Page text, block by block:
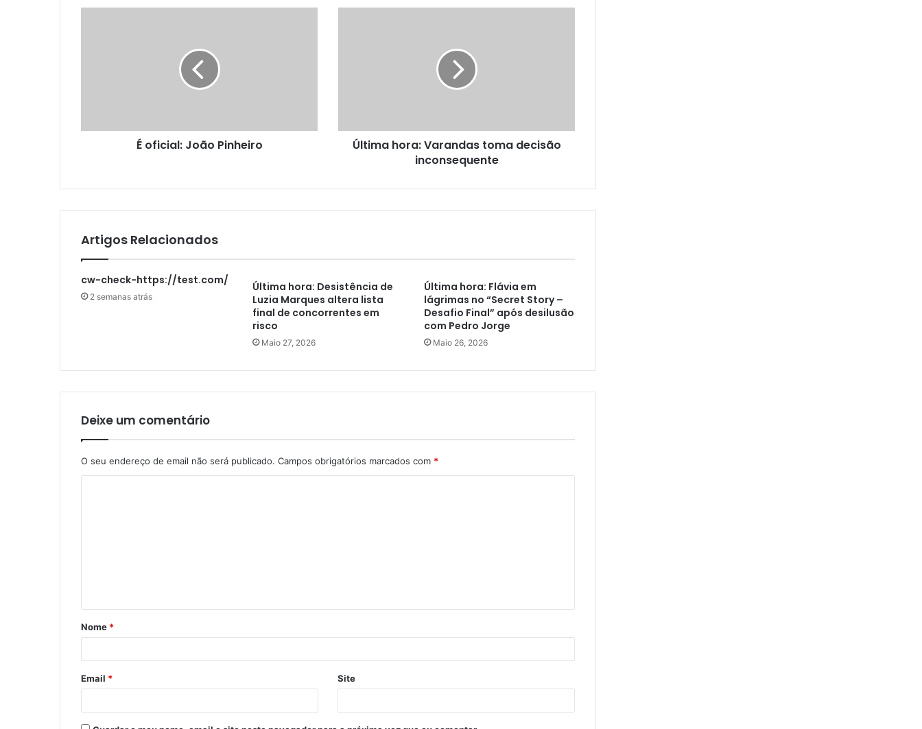
É oficial: João Pinheiro
Última hora: Varandas toma decisão
inconsequente
Artigos Relacionados
cw-check-https://test.com/
2 semanas atrás
Última hora: Desistência de
Luzia Marques altera lista
final de concorrentes em
risco
Maio 27, 2026
Última hora: Flávia em
lágrimas no “Secret Story –
Desafio Final” após desilusão
com Pedro Jorge
Maio 26, 2026
Deixe um comentário
O seu endereço de email não será publicado. Campos obrigatórios marcados com *
á
r
*
Nome *
Email * Site